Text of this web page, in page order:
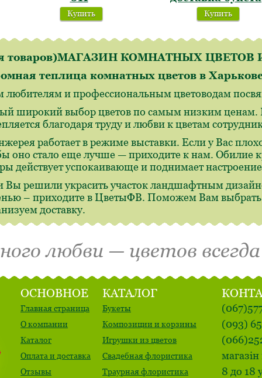
Купить Купить
товаров)МАГАЗИН КОМНАТНЫХ
теплица комнатных цветов в
любителям и профессиональным цветоводам
широкий выбор цветов по самым низким ценам.
благодаря труду и любви к цветам
работает в режиме выставки. Если у Вас
оно стало еще лучше — приходите к нам. Обилие
действует успокаивающе и поднимает
Вы решили украсить участок ландшафтным
– приходите в ЦветыФВ. Поможем Вам
доставку.
любви — цветов
ОСНОВНОЕ
Главная страница
О компании
Каталог
Оплата и доставка
Отзывы
КАТАЛОГ
Букеты
Композиции и корзины
Игрушки из цветов
Свадебная флористика
Траурная флористика
(093)
8 до 18